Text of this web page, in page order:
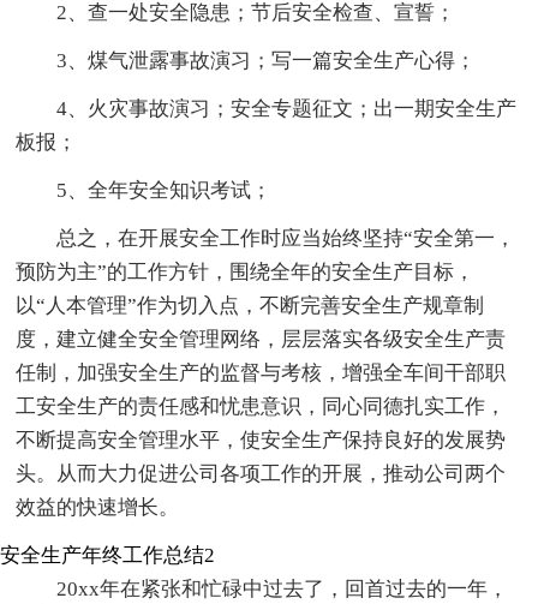
2、查一处安全隐患；节后安全检查、宣誓；
3、煤气泄露事故演习；写一篇安全生产心得；
4、火灾事故演习；安全专题征文；出一期安全生产
板报；
5、全年安全知识考试；
总之，在开展安全工作时应当始终坚持“安全第一，
预防为主”的工作方针，围绕全年的安全生产目标，
以“人本管理”作为切入点，不断完善安全生产规章制
度，建立健全安全管理网络，层层落实各级安全生产责
任制，加强安全生产的监督与考核，增强全车间干部职
工安全生产的责任感和忧患意识，同心同德扎实工作，
不断提高安全管理水平，使安全生产保持良好的发展势
头。从而大力促进公司各项工作的开展，推动公司两个
效益的快速增长。
安全生产年终工作总结2
20xx年在紧张和忙碌中过去了，回首过去的一年，